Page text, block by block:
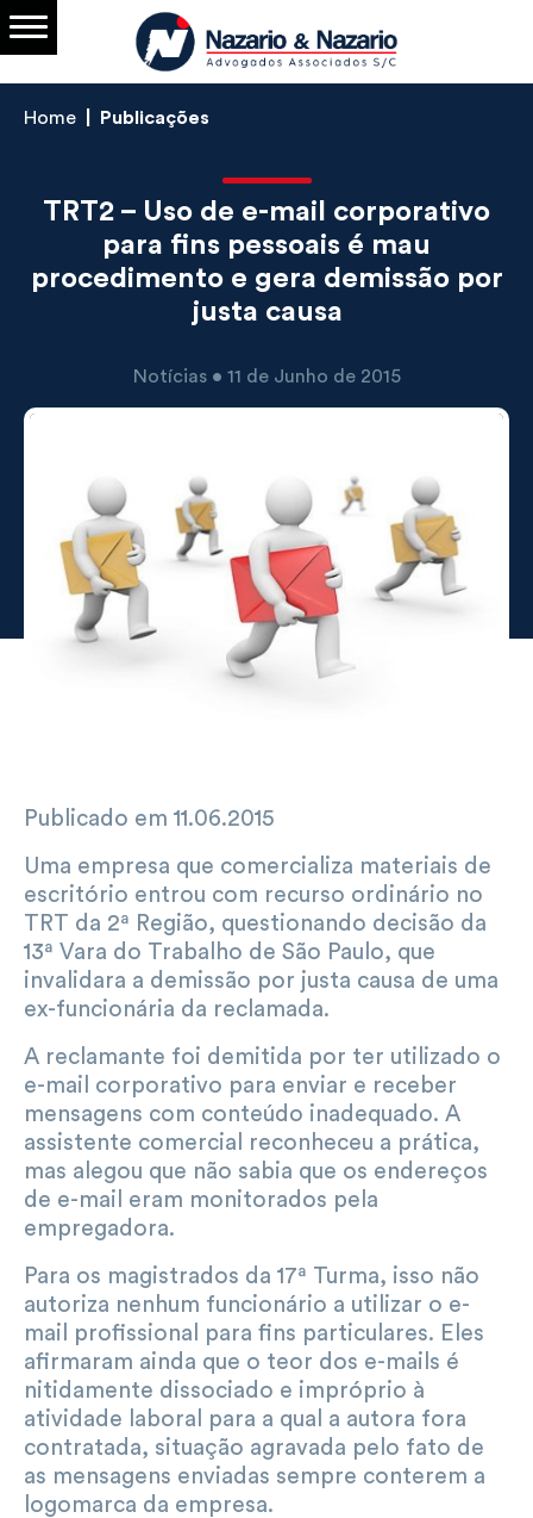
Home Publicações
TRT2 – Uso de e-mail corporativo
para fins pessoais é mau
procedimento e gera demissão por
justa causa
Notícias • 11 de Junho de 2015
Publicado em 11.06.2015
Uma empresa que comercializa materiais de
escritório entrou com recurso ordinário no
TRT da 2ª Região, questionando decisão da
13ª Vara do Trabalho de São Paulo, que
invalidara a demissão por justa causa de uma
ex-funcionária da reclamada.
A reclamante foi demitida por ter utilizado o
e-mail corporativo para enviar e receber
mensagens com conteúdo inadequado. A
assistente comercial reconheceu a prática,
mas alegou que não sabia que os endereços
de e-mail eram monitorados pela
empregadora.
Para os magistrados da 17ª Turma, isso não
autoriza nenhum funcionário a utilizar o e-
mail profissional para fins particulares. Eles
afirmaram ainda que o teor dos e-mails é
nitidamente dissociado e impróprio à
atividade laboral para a qual a autora fora
contratada, situação agravada pelo fato de
as mensagens enviadas sempre conterem a
logomarca da empresa.